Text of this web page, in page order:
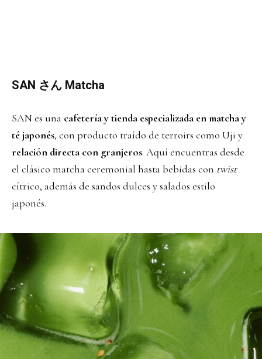
SAN さん Matcha
SAN es una cafetería y tienda especializada en matcha y
té japonés, con producto traído de terroirs como Uji y
relación directa con granjeros. Aquí encuentras desde
el clásico matcha ceremonial hasta bebidas con twist
cítrico, además de sandos dulces y salados estilo
japonés.